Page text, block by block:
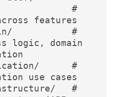
#
features
#
logic, domain
#
use cases
#